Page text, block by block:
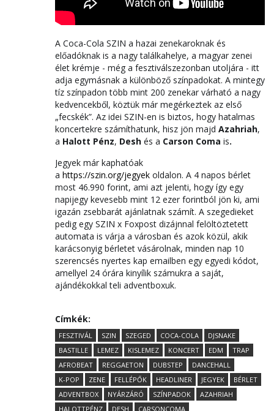
A Coca-Cola SZIN a hazai zenekaroknak és
előadóknak is a nagy találkahelye, a magyar zenei
élet krémje - még a fesztiválszezonban utoljára - itt
adja egymásnak a különböző színpadokat. A mintegy
tíz színpadon több mint 200 zenekar várható a nagy
kedvencekből, köztük már megérkeztek az első
„fecskék”. Az idei SZIN-en is biztos, hogy hatalmas
koncertekre számíthatunk, hisz jön majd Azahriah,
a Halott Pénz, Desh és a Carson Coma is.
Jegyek már kaphatóak
a https://szin.org/jegyek oldalon. A 4 napos bérlet
most 46.990 forint, ami azt jelenti, hogy így egy
napijegy kevesebb mint 12 ezer forintból jön ki, ami
igazán zsebbarát ajánlatnak számít. A szegedieket
pedig egy SZIN x Foxpost dizájnnal felöltöztetett
automata is várja a városban és azok közül, akik
karácsonyig bérletet vásárolnak, minden nap 10
szerencsés nyertes kap emailben egy egyedi kódot,
amellyel 24 órára kinyílik számukra a saját,
ajándékokkal teli adventboxuk.
Címkék:
FESZTIVÁL SZIN SZEGED COCA-COLA
DJSNAKE
BASTILLE
LEMEZ KISLEMEZ KONCERT EDM
TRAP
AFROBEAT
REGGAETON DUBSTEP
DANCEHALL
K-POP
ZENE FELLÉPŐK HEADLINER JEGYEK
BÉRLET
ADVENTBOX
NYÁRZÁRÓ SZÍNPADOK
AZAHRIAH
HALOTTPÉNZ
DESH CARSONCOMA